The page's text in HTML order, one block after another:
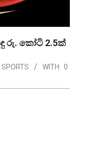
රු. කෝටි 2.5ක්
SPORTS WITH: 0